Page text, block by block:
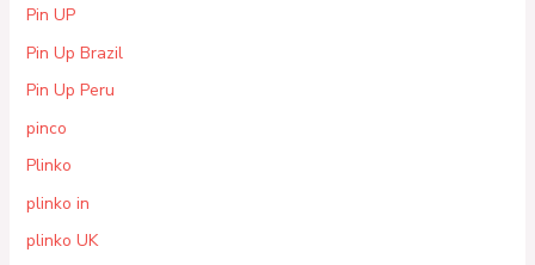
Pin UP
Pin Up Brazil
Pin Up Peru
pinco
Plinko
plinko in
plinko UK